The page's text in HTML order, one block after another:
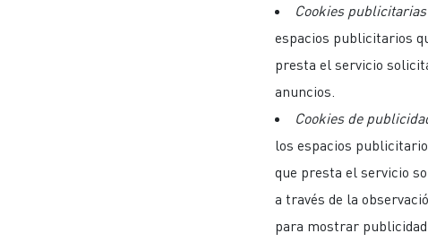
Cookies
espacios publicitarios
presta el servicio
anuncios.
Cookies de
los espacios
que presta el servicio
a través de la
para mostrar